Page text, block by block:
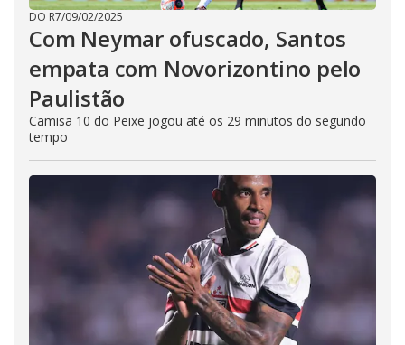
DO R7/09/02/2025
Com Neymar ofuscado, Santos
empata com Novorizontino pelo
Paulistão
Camisa 10 do Peixe jogou até os 29 minutos do segundo
tempo